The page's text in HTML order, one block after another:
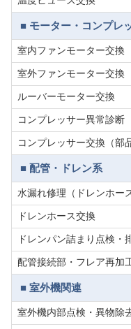
■ モーター・コンプレ
室内ファンモーター交換
室外ファンモーター交換
ルーバーモーター交換
コンプレッサー異常診断
コンプレッサー交換（部
■ 配管・ドレン系
水漏れ修理（ドレンホー
ドレンホース交換
ドレンパン詰まり点検・
配管接続部・フレア再加
■ 室外機関連
室外機内部点検・異物除